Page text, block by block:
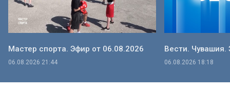
Мастер спорта. Эфир от 06.08.2026
06.08.2026 21:44
Вести. Чувашия.
06.08.2026 18:18